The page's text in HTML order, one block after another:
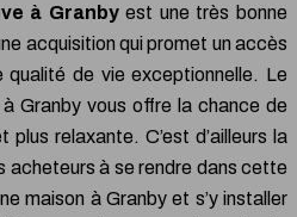
à Granbyest une très bonne
acquisition qui promet un accès
qualité de vie exceptionnelle. Le
Granby vous offre la chance de
plus relaxante. C’est d’ailleurs la
acheteurs à se rendre dans cette
maison à Granby et s’y installer